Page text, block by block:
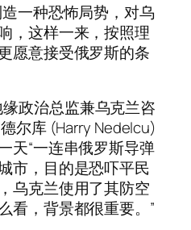
一种恐怖局势，对乌
，这样一来，按照理
愿意接受俄罗斯的条
政治总监兼乌克兰咨
尔库 (Harry Nedelcu)
天“一连串俄罗斯导弹
市，目的是恐吓平民
乌克兰使用了其防空
看，背景都很重要。”